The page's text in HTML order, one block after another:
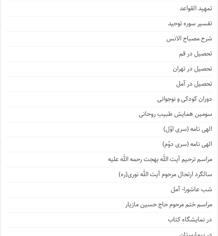
تمهید القواعد
تفسیر سوره توحید
شرح مصباح الانس
تحصیل در قم
تحصیل در تهران
تحصیل در آمل
دوران کودکی و نوجوانی
سومین همایش طبیب روحانی
الهی نامه (سری اوّل)
الهی نامه (سری دوّم)
مراسم ترحیم آیت الله بهجت رحمه الله علیه
سالگرد ارتحال مرحوم آیت الله نوری(ره)
شب عاشورا- آمل
مراسم ختم مرحوم حاج حسین مازیار
در نمایشگاه کتاب